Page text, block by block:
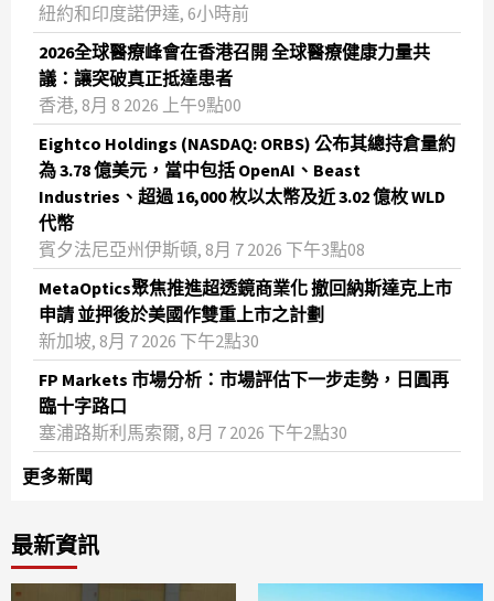
紐約和印度諾伊達, 6小時前
2026全球醫療峰會在香港召開 全球醫療健康力量共
議：讓突破真正抵達患者
香港, 8月 8 2026 上午9點00
Eightco Holdings (NASDAQ: ORBS) 公布其總持倉量約
為 3.78 億美元，當中包括 OpenAI、Beast
Industries、超過 16,000 枚以太幣及近 3.02 億枚 WLD
代幣
賓夕法尼亞州伊斯頓, 8月 7 2026 下午3點08
MetaOptics聚焦推進超透鏡商業化 撤回納斯達克上市
申請 並押後於美國作雙重上市之計劃
新加坡, 8月 7 2026 下午2點30
FP Markets 市場分析：市場評估下一步走勢，日圓再
臨十字路口
塞浦路斯利馬索爾, 8月 7 2026 下午2點30
更多新聞
最新資訊